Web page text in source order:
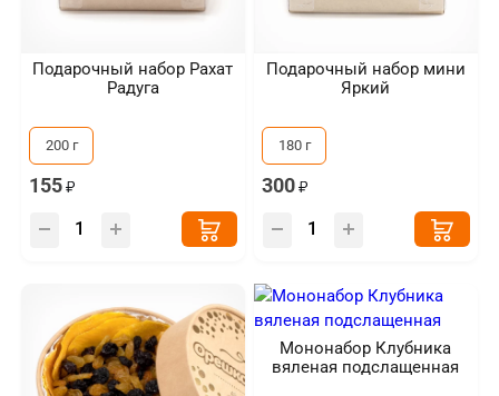
Подарочный набор Рахат
Радуга
200 г
155
Подарочный набор мини
Яркий
180 г
300
Мононабор Клубника
вяленая подслащенная